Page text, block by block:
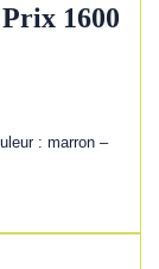
1600
: marron –